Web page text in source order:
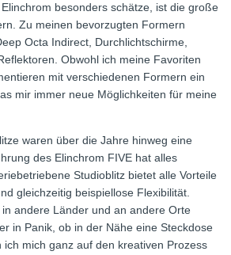
besonders schätze, ist die große
Zu meinen bevorzugten Formern
Octa Indirect, Durchlichtschirme,
Obwohl ich meine Favoriten
mit verschiedenen Formern ein
mir immer neue Möglichkeiten für meine
waren über die Jahre hinweg eine
des Elinchrom FIVE hat alles
Studioblitz bietet alle Vorteile
gleichzeitig beispiellose Flexibilität.
andere Länder und an andere Orte
in Panik, ob in der Nähe eine Steckdose
ich mich ganz auf den kreativen Prozess